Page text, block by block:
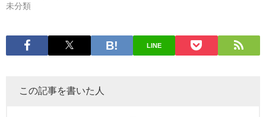
未分類
LINE
この記事を書いた人